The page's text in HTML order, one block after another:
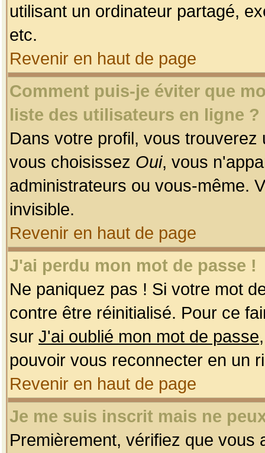
utilisant un ordinateur partagé,
etc.
Revenir en haut de page
Comment puis-je éviter que
liste des utilisateurs en ligne ?
Dans votre profil, vous
vous choisissez Oui, vous
administrateurs ou vous-même.
invisible.
Revenir en haut de page
J'ai perdu mon mot de passe !
Ne paniquez pas ! Si votre mot
contre être réinitialisé. Pour ce
sur J'ai oublié mon mot de passe
pouvoir vous reconnecter en un
Revenir en haut de page
Je me suis inscrit mais ne
Premièrement, vérifiez que